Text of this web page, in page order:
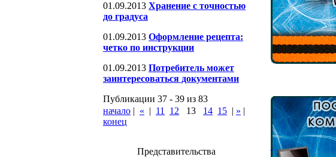
01.09.2013 Хранение с точностью
до градуса
01.09.2013 Оформление рецепта:
четко по инструкции
01.09.2013 Потребитель может
заинтересоваться документами
Публикации 37 - 39 из 83
начало | « | 11 12 13 14 15 | » |
конец
Представительства